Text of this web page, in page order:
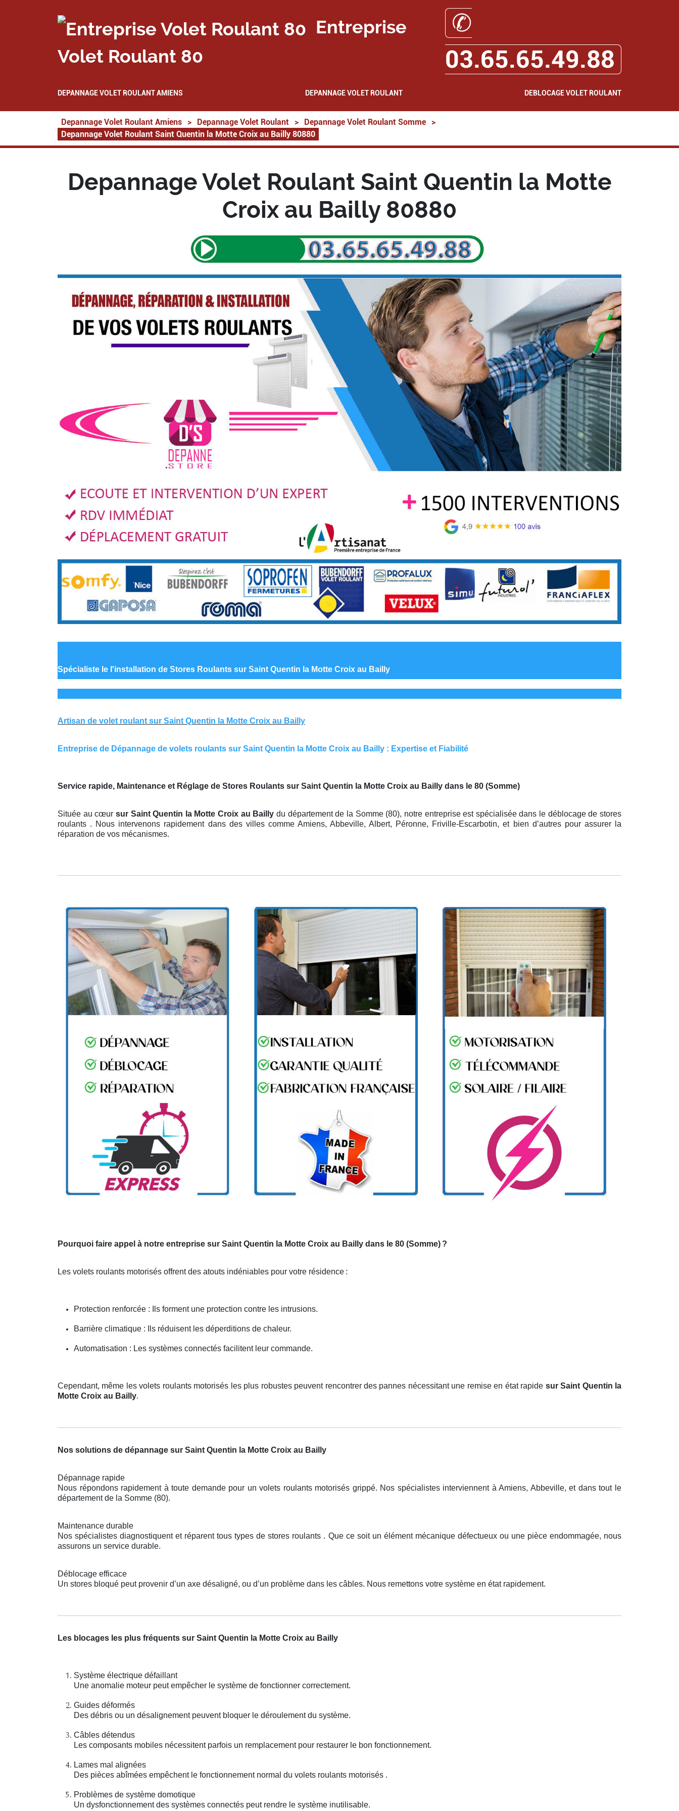
Entreprise
Volet Roulant 80
✆
03.65.65.49.88
DEPANNAGE VOLET ROULANT AMIENS DEPANNAGE VOLET ROULANT DEBLOCAGE VOLET ROULANT
Depannage Volet Roulant Amiens > Depannage Volet Roulant > Depannage Volet Roulant Somme
>
Depannage Volet Roulant Saint Quentin la Motte Croix au Bailly 80880
Depannage Volet Roulant Saint Quentin la Motte
Croix au Bailly 80880
Spécialiste le l'installation de Stores Roulants sur Saint Quentin la Motte Croix au Bailly
Artisan de volet roulant sur Saint Quentin la Motte Croix au Bailly
Entreprise de Dépannage de volets roulants sur Saint Quentin la Motte Croix au Bailly : Expertise et Fiabilité
Service rapide, Maintenance et Réglage de Stores Roulants sur Saint Quentin la Motte Croix au Bailly dans le 80 (Somme)
Située au cœur sur Saint Quentin la Motte Croix au Baillydu département de la Somme (80), notre entreprise est spécialisée dans le déblocage de stores
roulants . Nous intervenons rapidement dans des villes comme Amiens, Abbeville, Albert, Péronne, Friville-Escarbotin, et bien d’autres pour assurer la
réparation de vos mécanismes.
Pourquoi faire appel à notre entreprise sur Saint Quentin la Motte Croix au Bailly dans le 80 (Somme) ?
Les volets roulants motorisés offrent des atouts indéniables pour votre résidence :
Protection renforcée : Ils forment une protection contre les intrusions.
Barrière climatique : Ils réduisent les déperditions de chaleur.
Automatisation : Les systèmes connectés facilitent leur commande.
Cependant, même les volets roulants motorisés les plus robustes peuvent rencontrer des pannes nécessitant une remise en état rapide sur Saint Quentin la
Motte Croix au Bailly.
Nos solutions de dépannage sur Saint Quentin la Motte Croix au Bailly
Dépannage rapide
Nous répondons rapidement à toute demande pour un volets roulants motorisés grippé. Nos spécialistes interviennent à Amiens, Abbeville, et dans tout le
département de la Somme (80).
Maintenance durable
Nos spécialistes diagnostiquent et réparent tous types de stores roulants . Que ce soit un élément mécanique défectueux ou une pièce endommagée, nous
assurons un service durable.
Déblocage efficace
Un stores bloqué peut provenir d’un axe désaligné, ou d’un problème dans les câbles. Nous remettons votre système en état rapidement.
Les blocages les plus fréquents sur Saint Quentin la Motte Croix au Bailly
Système électrique défaillant
Une anomalie moteur peut empêcher le système de fonctionner correctement.
Guides déformés
Des débris ou un désalignement peuvent bloquer le déroulement du système.
Câbles détendus
Les composants mobiles nécessitent parfois un remplacement pour restaurer le bon fonctionnement.
Lames mal alignées
Des pièces abîmées empêchent le fonctionnement normal du volets roulants motorisés .
Problèmes de système domotique
Un dysfonctionnement des systèmes connectés peut rendre le système inutilisable.